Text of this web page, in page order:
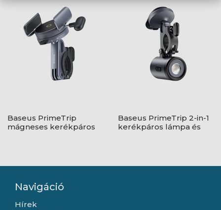
Baseus PrimeTrip
mágneses kerékpáros
Baseus PrimeTrip 2-in-1
kerékpáros lámpa és
Navigáció
Hírek